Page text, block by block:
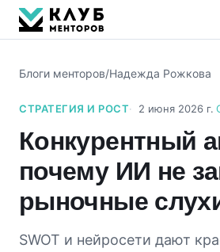
Блоги менторов/Надежда Рожкова
СТРАТЕГИЯ И РОСТ 2 июня 2026 г.
Конкурентный
почему ИИ не
рыночные
SWOT и нейросети дают